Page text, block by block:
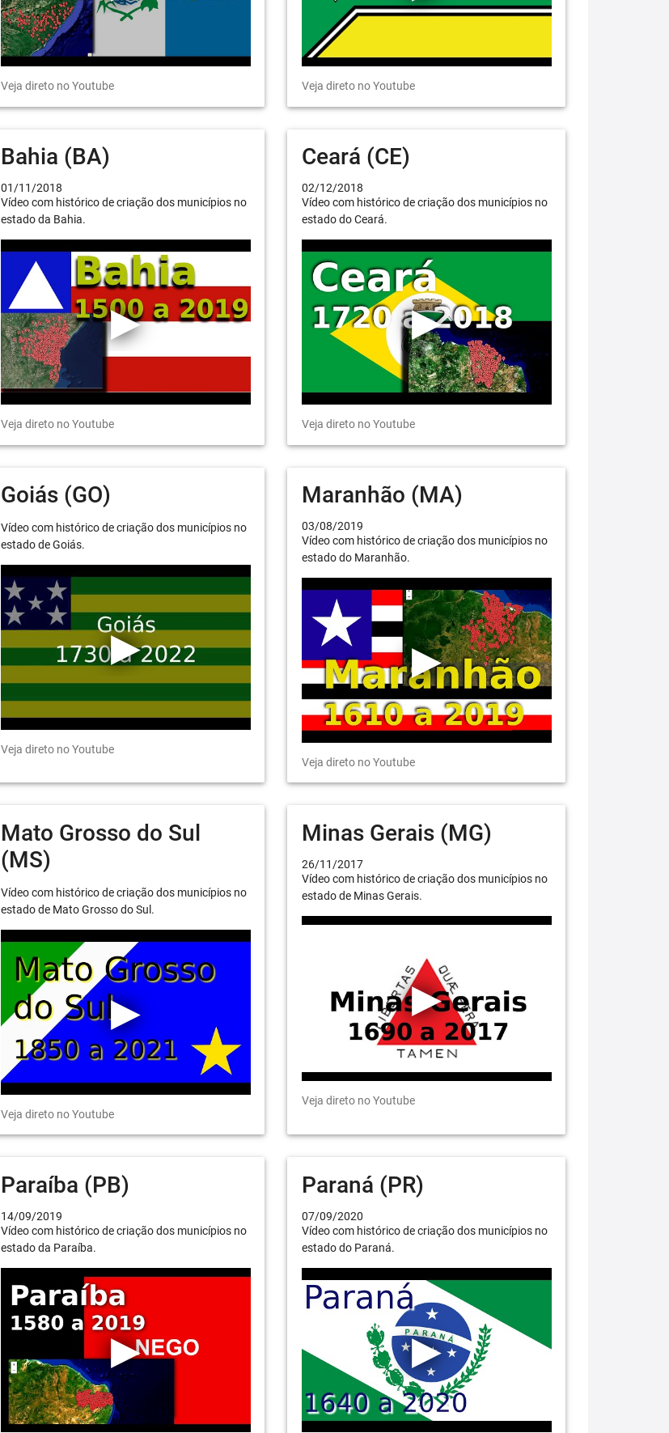
Veja direto no Youtube Veja direto no Youtube
Bahia (BA)
01/11/2018
Vídeo com histórico de criação dos municípios no
estado da Bahia.
Veja direto no Youtube
Ceará (CE)
02/12/2018
Vídeo com histórico de criação dos municípios no
estado do Ceará.
Veja direto no Youtube
Goiás (GO)
Vídeo com histórico de criação dos municípios no
estado de Goiás.
Veja direto no Youtube
Maranhão (MA)
03/08/2019
Vídeo com histórico de criação dos municípios no
estado do Maranhão.
Veja direto no Youtube
Mato Grosso do Sul
(MS)
Vídeo com histórico de criação dos municípios no
estado de Mato Grosso do Sul.
Veja direto no Youtube
Minas Gerais (MG)
26/11/2017
Vídeo com histórico de criação dos municípios no
estado de Minas Gerais.
Veja direto no Youtube
Paraíba (PB)
14/09/2019
Vídeo com histórico de criação dos municípios no
estado da Paraíba.
Paraná (PR)
07/09/2020
Vídeo com histórico de criação dos municípios no
estado do Paraná.